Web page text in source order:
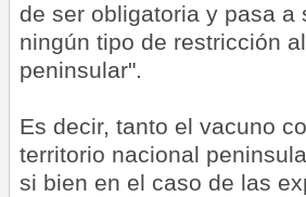
de ser obligatoria y pasa
ningún tipo de restricción
peninsular".
Es decir, tanto el vacuno
territorio nacional
si bien en el caso de las